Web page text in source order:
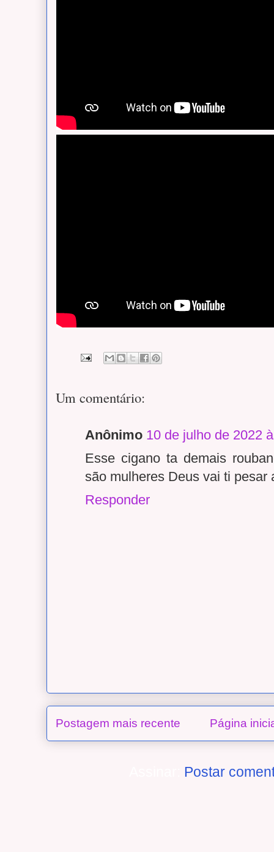
Um comentário:
Anônimo 10 de julho de 2022
Esse cigano ta demais
são mulheres Deus vai ti pesar
Responder
Postagem mais recente Página
Postar